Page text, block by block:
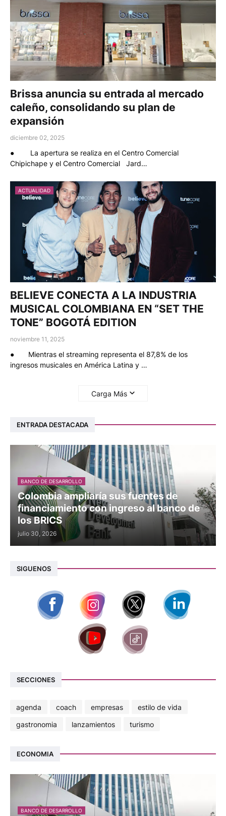
Brissa anuncia su entrada al mercado
caleño, consolidando su plan de
expansión
diciembre 02, 2025
● La apertura se realiza en el Centro Comercial
Chipichape y el Centro Comercial Jard…
ACTUALIDAD
BELIEVE CONECTA A LA INDUSTRIA
MUSICAL COLOMBIANA EN “SET THE
TONE” BOGOTÁ EDITION
noviembre 11, 2025
● Mientras el streaming representa el 87,8% de los
ingresos musicales en América Latina y …
Carga Más
ENTRADA DESTACADA
BANCO DE DESARROLLO
Colombia ampliaría sus fuentes de
financiamiento con ingreso al banco de
los BRICS
julio 30, 2026
SIGUENOS
SECCIONES
agenda coach empresas
estilo de vida
gastronomia
lanzamientos turismo
ECONOMIA
BANCO DE DESARROLLO